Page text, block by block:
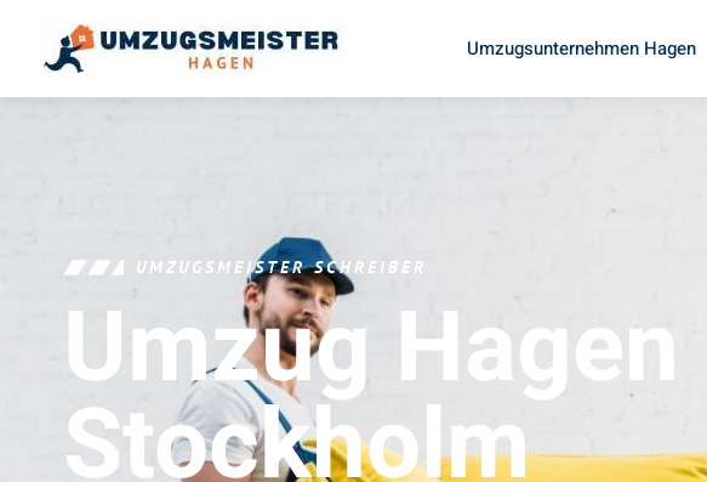
Umzugsunternehmen Hagen
UMZUGSMEISTER SCHREIBER
Umzug Hagen
Stockholm